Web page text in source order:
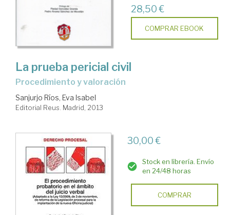
28,50 €
COMPRAR EBOOK
La prueba pericial civil
procedimiento y valoración
Sanjurjo Ríos, Eva Isabel
Editorial Reus. Madrid, 2013
30,00 €
Stock en librería. Envío
en 24/48 horas
COMPRAR